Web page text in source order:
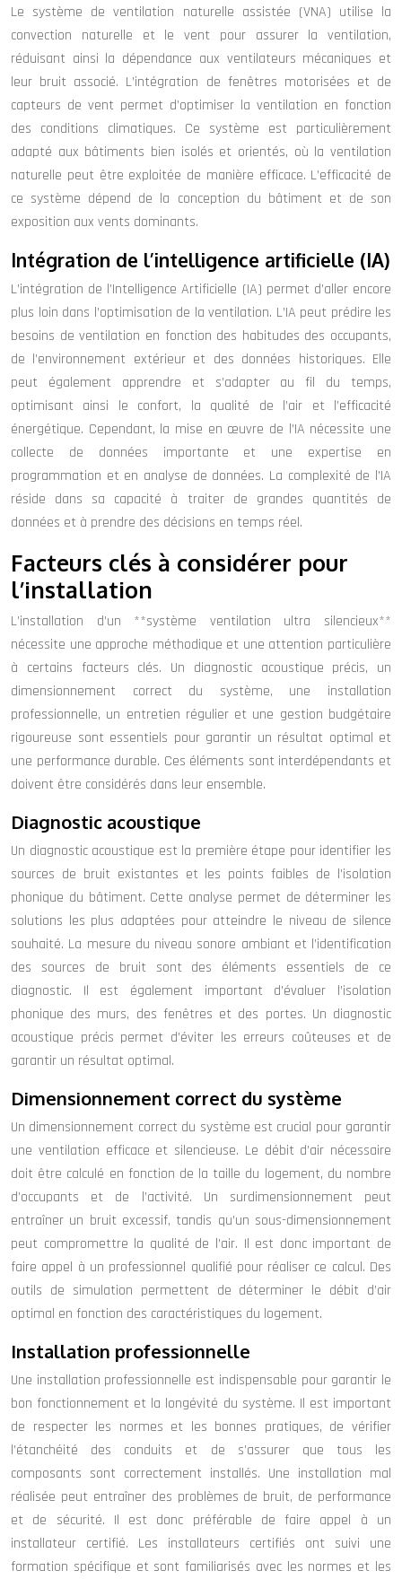
Le système de ventilation naturelle assistée (VNA) utilise la
convection naturelle et le vent pour assurer la ventilation,
réduisant ainsi la dépendance aux ventilateurs mécaniques et
leur bruit associé. L’intégration de fenêtres motorisées et de
capteurs de vent permet d’optimiser la ventilation en fonction
des conditions climatiques. Ce système est particulièrement
adapté aux bâtiments bien isolés et orientés, où la ventilation
naturelle peut être exploitée de manière efficace. L’efficacité de
ce système dépend de la conception du bâtiment et de son
exposition aux vents dominants.
Intégration de l’intelligence artificielle (IA)
L’intégration de l’Intelligence Artificielle (IA) permet d’aller encore
plus loin dans l’optimisation de la ventilation. L’IA peut prédire les
besoins de ventilation en fonction des habitudes des occupants,
de l’environnement extérieur et des données historiques. Elle
peut également apprendre et s’adapter au fil du temps,
optimisant ainsi le confort, la qualité de l’air et l’efficacité
énergétique. Cependant, la mise en œuvre de l’IA nécessite une
collecte de données importante et une expertise en
programmation et en analyse de données. La complexité de l’IA
réside dans sa capacité à traiter de grandes quantités de
données et à prendre des décisions en temps réel.
Facteurs clés à considérer pour
l’installation
L’installation d’un **système ventilation ultra silencieux**
nécessite une approche méthodique et une attention particulière
à certains facteurs clés. Un diagnostic acoustique précis, un
dimensionnement correct du système, une installation
professionnelle, un entretien régulier et une gestion budgétaire
rigoureuse sont essentiels pour garantir un résultat optimal et
une performance durable. Ces éléments sont interdépendants et
doivent être considérés dans leur ensemble.
Diagnostic acoustique
Un diagnostic acoustique est la première étape pour identifier les
sources de bruit existantes et les points faibles de l’isolation
phonique du bâtiment. Cette analyse permet de déterminer les
solutions les plus adaptées pour atteindre le niveau de silence
souhaité. La mesure du niveau sonore ambiant et l’identification
des sources de bruit sont des éléments essentiels de ce
diagnostic. Il est également important d’évaluer l’isolation
phonique des murs, des fenêtres et des portes. Un diagnostic
acoustique précis permet d’éviter les erreurs coûteuses et de
garantir un résultat optimal.
Dimensionnement correct du système
Un dimensionnement correct du système est crucial pour garantir
une ventilation efficace et silencieuse. Le débit d’air nécessaire
doit être calculé en fonction de la taille du logement, du nombre
d’occupants et de l’activité. Un surdimensionnement peut
entraîner un bruit excessif, tandis qu’un sous-dimensionnement
peut compromettre la qualité de l’air. Il est donc important de
faire appel à un professionnel qualifié pour réaliser ce calcul. Des
outils de simulation permettent de déterminer le débit d’air
optimal en fonction des caractéristiques du logement.
Installation professionnelle
Une installation professionnelle est indispensable pour garantir le
bon fonctionnement et la longévité du système. Il est important
de respecter les normes et les bonnes pratiques, de vérifier
l’étanchéité des conduits et de s’assurer que tous les
composants sont correctement installés. Une installation mal
réalisée peut entraîner des problèmes de bruit, de performance
et de sécurité. Il est donc préférable de faire appel à un
installateur certifié. Les installateurs certifiés ont suivi une
formation spécifique et sont familiarisés avec les normes et les